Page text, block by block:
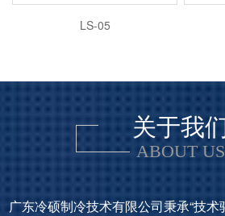
LS-05
关于我
ABOUT US
广东冷硕制冷技术有限公司秉承“技术